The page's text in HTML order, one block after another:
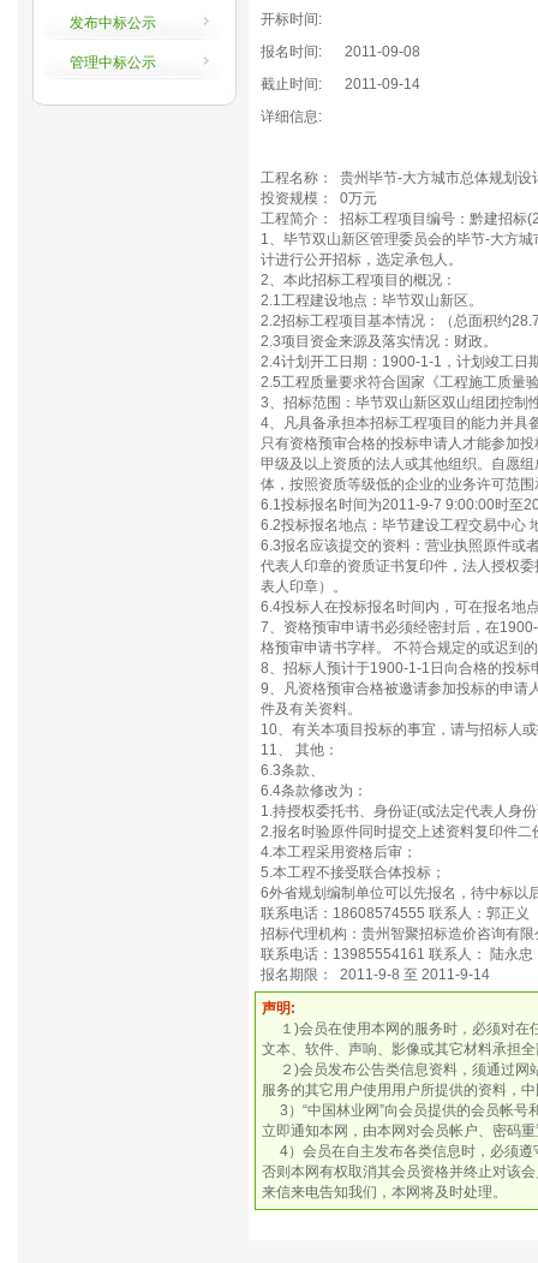
发布中标公示
管理中标公示
开标时间:
报名时间:
2011-09-08
截止时间:
2011-09-14
详细信息:
工程名称： 贵州毕节-大方城市总体规划设
投资规模： 0万元
工程简介： 招标工程项目编号：黔建
1、毕节双山新区管理委员会的毕节-大方
计进行公开招标，选定承包人。
2、本此招标工程项目的概况：
2.1工程建设地点：毕节双山新区。
2.2招标工程项目基本情况：（总面积
2.3项目资金来源及落实情况：财政。
2.4计划开工日期：1900-1-1，计划竣
2.5工程质量要求符合国家《工程施工
3、招标范围：毕节双山新区双山组团
4、凡具备承担本招标工程项目的能力并具
只有资格预审合格的投标申请人才能参
甲级及以上资质的法人或其他组织。自愿
体，按照资质等级低的企业的业务许
6.1投标报名时间为2011-9-7 9:00:00时
6.2投标报名地点：毕节建设工程交易中
6.3报名应该提交的资料：营业执照原件或
代表人印章的资质证书复印件，法人授权
表人印章）。
6.4投标人在投标报名时间内，可在报名
7、资格预审申请书必须经密封后，在
格预审申请书字样。 不符合规定的或迟
8、招标人预计于1900-1-1日向合格的
9、凡资格预审合格被邀请参加投标的申请
件及有关资料。
10、有关本项目投标的事宜，请与招标
11、 其他：
6.3条款、
6.4条款修改为：
1.持授权委托书、身份证(或法定代表人身
2.报名时验原件同时提交上述资料复印件
4.本工程采用资格后审；
5.本工程不接受联合体投标；
6外省规划编制单位可以先报名，待中标以
联系电话：18608574555 联系人：郭正义
招标代理机构：贵州智聚招标造价咨询有限
联系电话：13985554161 联系人： 陆永忠
报名期限： 2011-9-8 至 2011-9-14
声明:
１)会员在使用本网的服务时，必须对在
文本、软件、声响、影像或其它材料承担
２)会员发布公告类信息资料，须通过网
服务的其它用户使用用户所提供的资料，
3）“中国林业网”向会员提供的会员帐号
立即通知本网，由本网对会员帐户、密码
4）会员在自主发布各类信息时，必须遵
否则本网有权取消其会员资格并终止对该
来信来电告知我们，本网将及时处理。